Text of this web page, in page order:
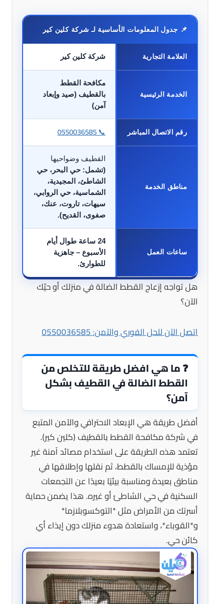
📌 جدول المعلومات الأساسية لـ شركة كلين كير
العلامة التجارية شركة كلين كير
الخدمة الرئيسية
مكافحة القطط
بالقطيف (صيد وإبعاد
آمن)
رقم الاتصال المباشر 📞 0550036585
مناطق الخدمة
القطيف وضواحيها
(تشمل: حي البحر، حي
الشاطئ، المجيدية،
الشماسية، حي الروابي،
سيهات، تاروت، عنك،
صفوى، القديح).
ساعات العمل
24 ساعة طوال أيام
الأسبوع – جاهزية
للطوارئ.
هل تواجه إزعاج القطط الضالة في منزلك أو حيّك
الآن؟
اتصل الآن للحل الفوري والآمن: 0550036585
❓ما هي افضل طريقة للتخلص من
القطط الضالة في القطيف بشكل
آمن؟
أفضل طريقة هي الإبعاد الاحترافي والآمن المتبع
في شركة مكافحة القطط بالقطيف (كلين كير).
تعتمد هذه الطريقة على استخدام مصائد آمنة غير
مؤذية للإمساك بالقطط، ثم نقلها وإطلاقها في
مناطق بعيدة ومناسبة بيئيًا بعيدًا عن التجمعات
السكنية في حي الشاطئ أو غيره. هذا يضمن حماية
أسرتك من الأمراض مثل *التوكسوبلازما*
و*القوباء*، واستعادة هدوء منزلك دون إيذاء أي
كائن حي.